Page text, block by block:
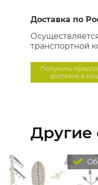
Доставка по
транспортной
Получить
доставке в
Другие